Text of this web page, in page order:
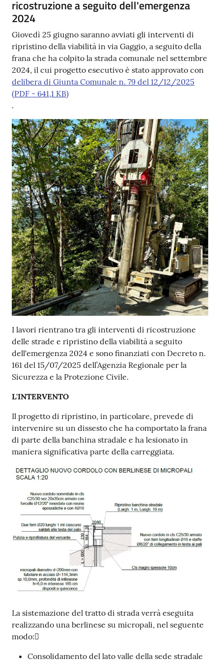
ricostruzione a seguito dell'emergenza
2024
Giovedì 25 giugno saranno avviati gli interventi di
ripristino della viabilità in via Gaggio, a seguito della
frana che ha colpito la strada comunale nel settembre
2024, il cui progetto esecutivo è stato approvato con
delibera di Giunta Comunale n. 79 del 12/12/2025
(PDF - 641,1 KB)
.
I lavori rientrano tra gli interventi di ricostruzione
delle strade e ripristino della viabilità a seguito
dell'emergenza 2024 e sono finanziati con Decreto n.
161 del 15/07/2025 dell’Agenzia Regionale per la
Sicurezza e la Protezione Civile.
L'INTERVENTO
Il progetto di ripristino, in particolare, prevede di
intervenire su un dissesto che ha comportato la frana
di parte della banchina stradale e ha lesionato in
maniera significativa parte della carreggiata.
La sistemazione del tratto di strada verrà eseguita
realizzando una berlinese su micropali, nel seguente
modo:
Consolidamento del lato valle della sede stradale